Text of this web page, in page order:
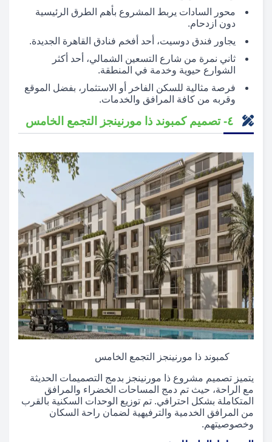
محور السادات يربط المشروع بأهم الطرق الرئيسية
دون ازدحام.
يجاور فندق دوسيت، أحد أفخم فنادق القاهرة الجديدة.
ثاني نمرة من شارع التسعين الشمالي، أحد أكثر
الشوارع حيوية وخدمة في المنطقة.
فرصة مثالية للسكن الفاخر أو الاستثمار، بفضل الموقع
وقربه من كافة المرافق والخدمات.
كمبوند ذا مورنينجز التجمع الخامس
يتميز تصميم مشروع ذا مورنينجز بدمج التصميمات الحديثة
مع الراحة، حيث تم دمج المساحات الخضراء والمرافق
المتكاملة بشكل احترافي. تم توزيع الوحدات السكنية بالقرب
من المرافق الخدمية والترفيهية لضمان راحة السكان
وخصوصيتهم.